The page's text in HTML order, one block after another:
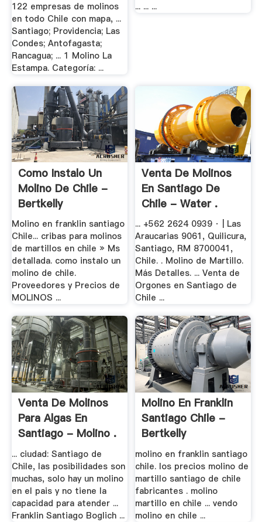
122 empresas de molinos
en todo Chile con mapa, ...
Santiago; Providencia; Las
Condes; Antofagasta;
Rancagua; ... 1 Molino La
Estampa. Categoría: ...
... ... ...
Como Instalo Un
Molino De Chile -
Bertkelly
Molino en franklin santiago
Chile... cribas para molinos
de martillos en chile » Ms
detallada. como instalo un
molino de chile.
Proveedores y Precios de
MOLINOS ...
Venta De Molinos
En Santiago De
Chile - Water .
... +562 2624 0939 · | Las
Araucarias 9061, Quilicura,
Santiago, RM 8700041,
Chile. . Molino de Martillo.
Más Detalles. ... Venta de
Orgones en Santiago de
Chile ...
Venta De Molinos
Para Algas En
Santiago - Molino .
... ciudad: Santiago de
Chile, las posibilidades son
muchas, solo hay un molino
en el pais y no tiene la
capacidad para atender ...
Franklin Santiago Boglich ...
Molino En Franklin
Santiago Chile -
Bertkelly
molino en franklin santiago
chile. los precios molino de
martillo santiago de chile
fabricantes . molino
martillo en chile ... vendo
molino en chile ...